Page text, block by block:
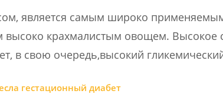
является самым широко
крахмалистым овощем. Высокое
в свою очередь,высокий